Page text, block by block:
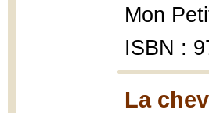
Mon
ISBN :
La